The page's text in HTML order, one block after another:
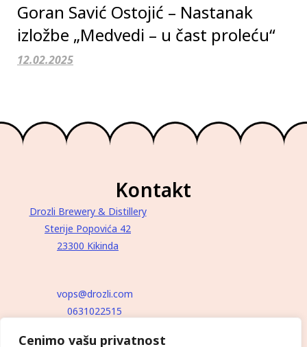
Cenimo vašu privatnost
Goran Savić Ostojić – Nastanak
izložbe „Medvedi – u čast proleću“
12.02.2025
Kontakt
Drozli Brewery & Distillery
Sterije Popovića 42
23300 Kikinda
vops@drozli.com
0631022515